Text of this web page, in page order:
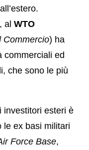
al WTO
Commercio) ha
commerciali ed
che sono le più
investitori esteri è
le ex basi militari
Force Base,